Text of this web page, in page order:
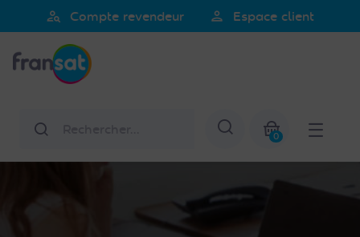
noter
Ce
comprend
person_search Compte revendeur person Espace client
Afficher la
0